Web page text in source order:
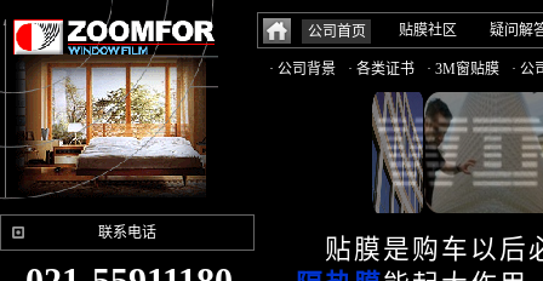
公司首页 贴膜社区 疑问解
· 公司背景 · 各类证书 · 3M窗贴膜 · 公
联系电话
贴膜是购车以后